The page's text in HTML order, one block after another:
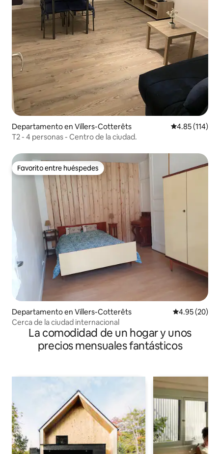
Departamento en Villers-Cotterêts Calificación
4.85 (114)
T2 - 4 personas - Centro de la ciudad.
Favorito entre huéspedes
Favorito entre huéspedes
Departamento en Villers-Cotterêts Calificación
4.95 (20)
Cerca de la ciudad internacional
La comodidad de un hogar y unos
precios mensuales fantásticos